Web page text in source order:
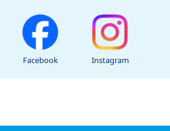
Facebook Instagram